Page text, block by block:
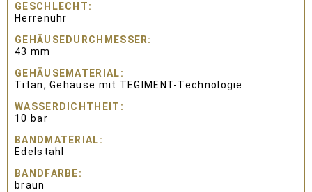
GESCHLECHT
Herrenuhr
GEHÄUSEDURCHMESSER
43 mm
GEHÄUSEMATERIAL
Titan, Gehäuse mit TEGIMENT-Technologie
WASSERDICHTHEIT
10 bar
BANDMATERIAL
Edelstahl
BANDFARBE
braun